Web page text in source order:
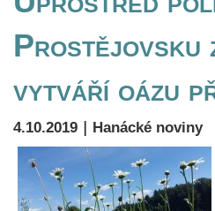
Prostějovsku
vytváří oázu
4.10.2019 | Hanácké noviny